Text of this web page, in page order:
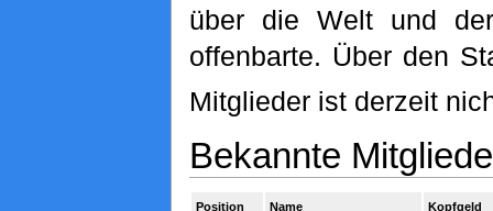
über die Welt und
offenbarte. Über den
Mitglieder ist derzeit
Bekannte
Position Name Kopfgeld